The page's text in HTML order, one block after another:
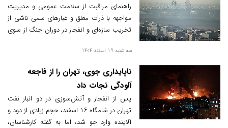
راهنمای مراقبت از سلامت عمومی و مدیریت
مواجهه با ذرات معلق و غبارهای سمی ناشی از
تخریب سازه‌ای و انفجار در دوران جنگ از سوی
دانشگاه‌ها و دانشکده‌های علوم پزشکی سراسر
سه شنبه 19 اسفند 1404
ناپایداری جوی، تهران را از فاجعه
آلودگی نجات داد
پس از انفجار و آتش‌سوزی در دو انبار نفت
تهران در شامگاه ۱۶ اسفند، حجم زیادی از دود و
آلاینده وارد جو شد، اما به گفته کارشناسان،